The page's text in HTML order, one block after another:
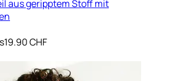
aus geripptem Stoff mit
19.90 CHF